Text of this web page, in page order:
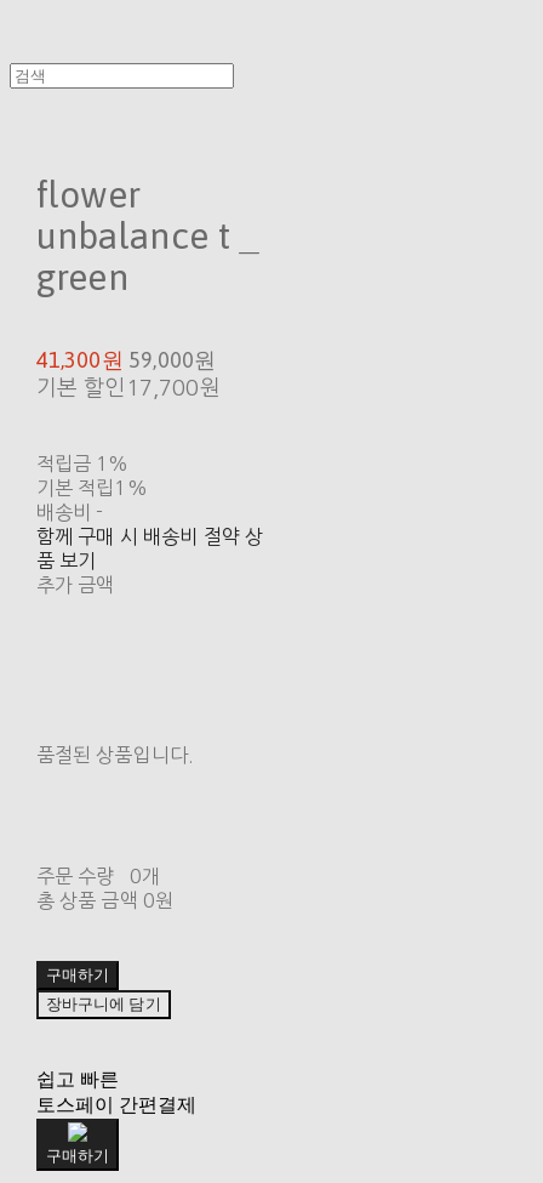
flower
unbalance t _
green
41,300원 59,000원
기본 할인 17,700원
적립금 1%
기본 적립 1%
배송비 -
함께 구매 시 배송비 절약 상
품 보기
추가 금액
품절된 상품입니다.
주문 수량
0개
총 상품 금액 0원
구매하기
장바구니에 담기
쉽고 빠른
토스페이 간편결제
구매하기